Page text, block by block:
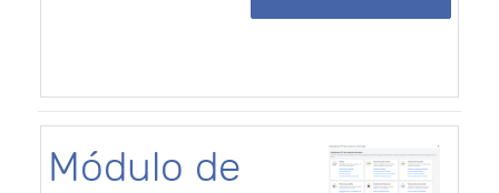
Módulo de